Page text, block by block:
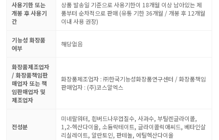
사용기한 또는
개봉 후 사용기
간
상품 발송일 기준으로 사용기한이 18개월 이상 남아있는 제
품부터 순차적으로 판매 (유통 기한 36개월 / 개봉 후 12개월
이내 사용 권장)
기능성 화장품
여부
해당없음
화장품제조업자
/ 화장품책임판
매업자 또는 책
임판매업자 및
제조업자
화장품제조업자 : ㈜한국기능성화장품연구센터 / 화장품책임
판매업자 : (주)코스알엑스
전성분
미네랄워터, 흰버드나무껍질수, 사과수, 부틸렌글라이콜,
1,2-헥산다이올, 소듐락테이트, 글라이콜릭애씨드, 베타인살
리실레이트, 알란토인, 판테놀, 에틸헥산다이올